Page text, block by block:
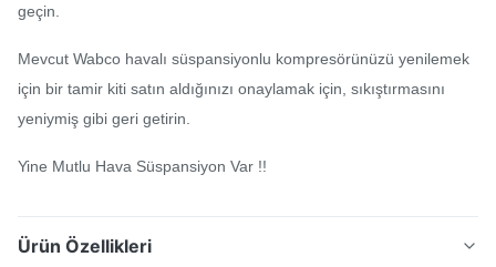
geçin.
Mevcut Wabco havalı süspansiyonlu kompresörünüzü yenilemek
için bir tamir kiti satın aldığınızı onaylamak için, sıkıştırmasını
yeniymiş gibi geri getirin.
Yine Mutlu Hava Süspansiyon Var !!
Ürün Özellikleri